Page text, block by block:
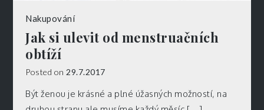
Nakupování
Jak si ulevit od menstruačních
obtíží
Posted on 29.7.2017
Být ženou je krásné a plné úžasných možností, na